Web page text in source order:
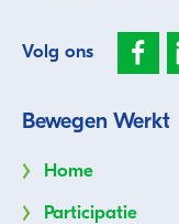
Volg ons
Bewegen Werkt
Home
Participatie